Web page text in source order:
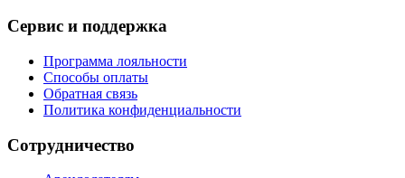
Сервис и поддержка
Программа лояльности
Способы оплаты
Обратная связь
Политика конфиденциальности
Сотрудничество